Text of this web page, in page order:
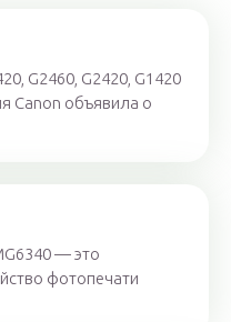
G2460, G2420, G1420
Canon объявила о
— это
фотопечати